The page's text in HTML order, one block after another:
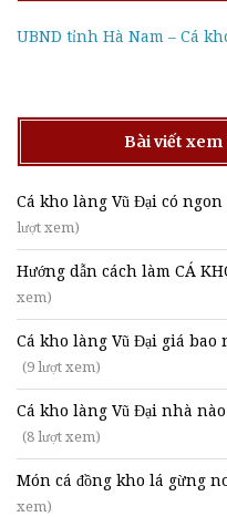
UBND tỉnh Hà Nam – Cá
Bài viết
Cá kho làng Vũ Đại có
lượt xem)
Hướng dẫn cách làm CÁ
xem)
Cá kho làng Vũ Đại giá bao
(9 lượt xem)
Cá kho làng Vũ Đại nhà
(8 lượt xem)
Món cá đồng kho lá gừng
xem)